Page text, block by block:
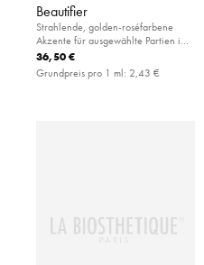
Beautifier
Strahlende, golden-roséfarbene
Akzente für ausgewählte Partien im
Gesicht und am Körper.
36,50 €
Grundpreis pro 1 ml: 2,43 €